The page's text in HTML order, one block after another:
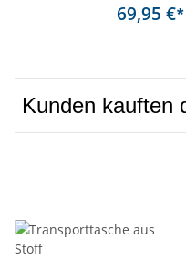
69,95 €*
Kunden kauften